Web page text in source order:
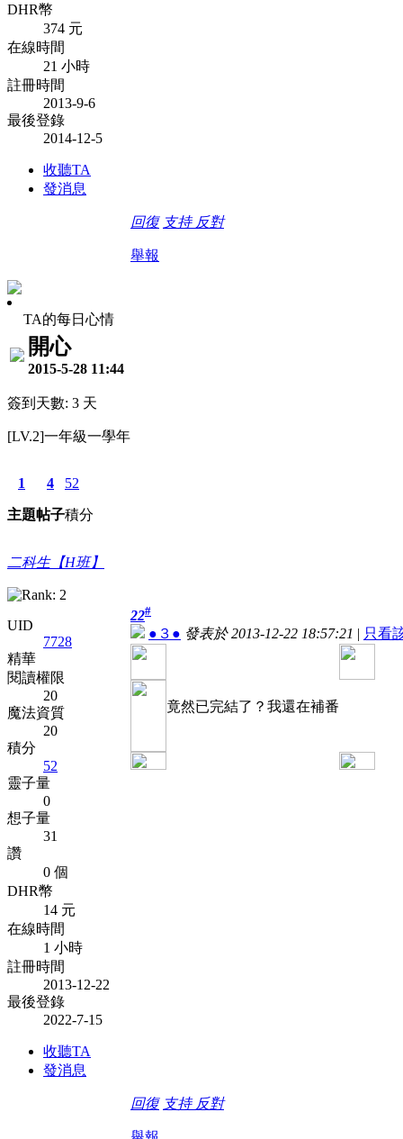
DHR幣
374 元
在線時間
21 小時
註冊時間
2013-9-6
最後登錄
2014-12-5
收聽TA
發消息
回復 支持 反對
舉報
TA的每日心情
開心
2015-5-28 11:44
簽到天數: 3 天
[LV.2]一年級一學年
1
主題
4
帖子
52
積分
二科生【H班】
UID
7728
精華
閱讀權限
20
魔法資質
20
積分
52
靈子量
0
想子量
31
讚
0 個
DHR幣
14 元
在線時間
1 小時
註冊時間
2013-12-22
最後登錄
2022-7-15
收聽TA
發消息
22#
●３● 發表於 2013-12-22 18:57:21 | 只看
竟然已完結了？我還在補番
回復 支持 反對